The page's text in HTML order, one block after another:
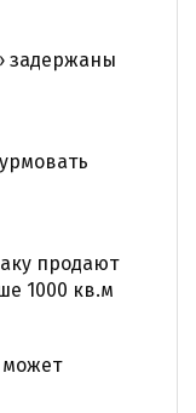
задержаны
продают
1000 кв.м
может